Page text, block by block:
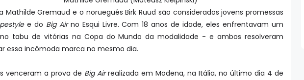
Mathilde Gremaud e o norueguês Birk Ruud são considerados jovens promessas
e do Big Airno Esqui Livre. Com 18 anos de idade, eles enfrentavam um
tabu de vitórias na Copa do Mundo da modalidade - e ambos resolveram
essa incômoda marca no mesmo dia.
venceram a prova de Big Airrealizada em Modena, na Itália, no último dia 4 de